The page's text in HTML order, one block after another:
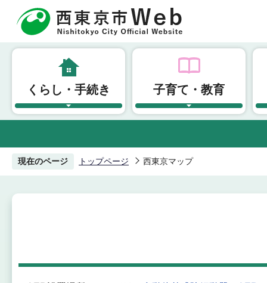
頭
くらし・手続き 子育て・教育
現在のページ トップページ 西東京マップ